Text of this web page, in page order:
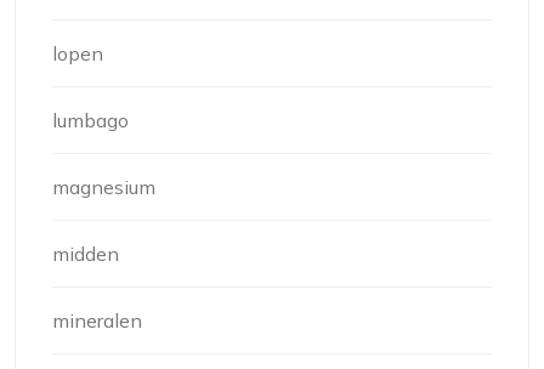
lopen
lumbago
magnesium
midden
mineralen